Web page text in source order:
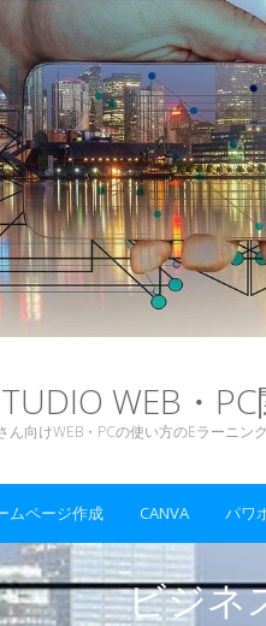
WEB・
ん向けWEB・PCの使い方のEラーニン
ムページ作成 CANVA パワ
ビジネ